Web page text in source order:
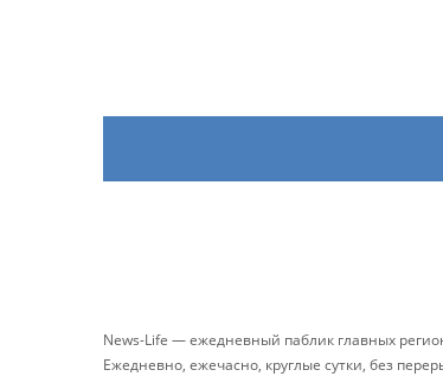
News-Life — ежедневный паблик главных
Ежедневно, ежечасно, круглые сутки, без